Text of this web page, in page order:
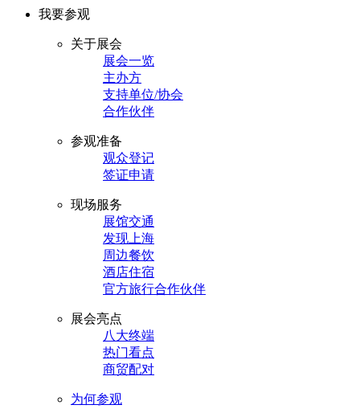
我要参观
关于展会
展会一览
主办方
支持单位/协会
合作伙伴
参观准备
观众登记
签证申请
现场服务
展馆交通
发现上海
周边餐饮
酒店住宿
官方旅行合作伙伴
展会亮点
八大终端
热门看点
商贸配对
为何参观